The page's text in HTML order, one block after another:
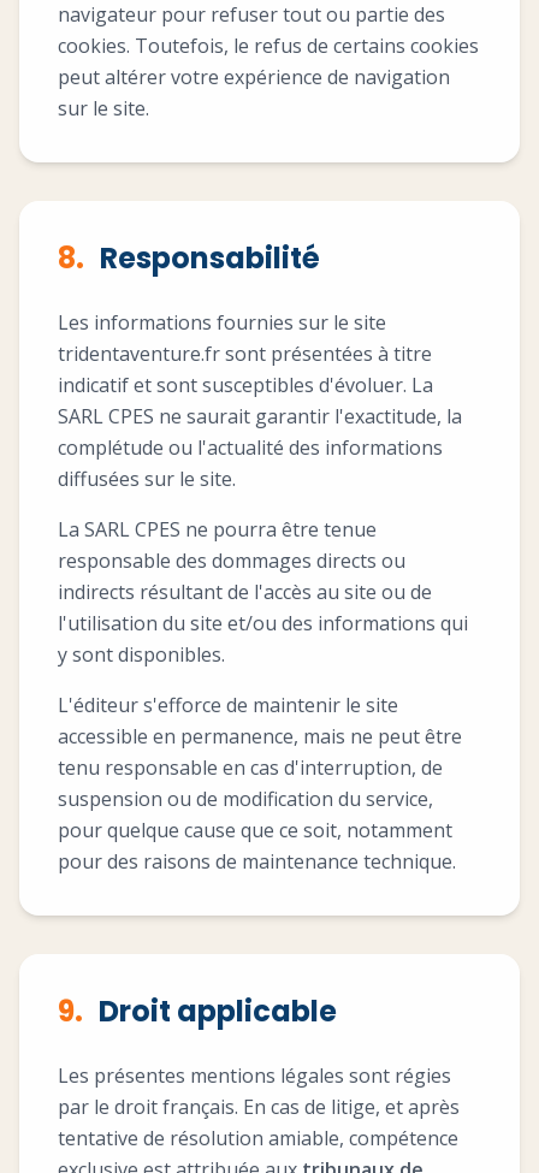
navigateur pour refuser tout ou partie des
cookies. Toutefois, le refus de certains cookies
peut altérer votre expérience de navigation
sur le site.
8. Responsabilité
Les informations fournies sur le site
tridentaventure.fr sont présentées à titre
indicatif et sont susceptibles d'évoluer. La
SARL CPES ne saurait garantir l'exactitude, la
complétude ou l'actualité des informations
diffusées sur le site.
La SARL CPES ne pourra être tenue
responsable des dommages directs ou
indirects résultant de l'accès au site ou de
l'utilisation du site et/ou des informations qui
y sont disponibles.
L'éditeur s'efforce de maintenir le site
accessible en permanence, mais ne peut être
tenu responsable en cas d'interruption, de
suspension ou de modification du service,
pour quelque cause que ce soit, notamment
pour des raisons de maintenance technique.
9. Droit applicable
Les présentes mentions légales sont régies
par le droit français. En cas de litige, et après
tentative de résolution amiable, compétence